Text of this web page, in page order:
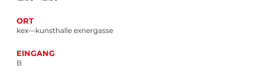
ORT
kex—kunsthalle exnergasse
EINGANG
B